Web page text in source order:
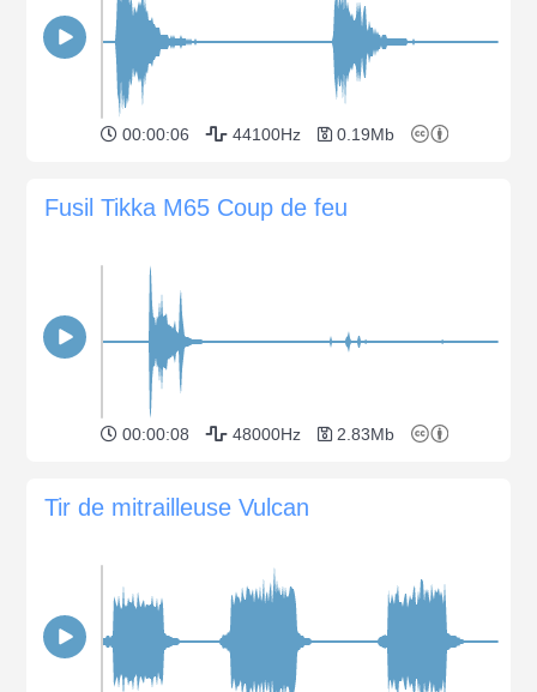
00:00:06 44100Hz 0.19Mb
Fusil Tikka M65 Coup de feu
00:00:08 48000Hz 2.83Mb
Tir de mitrailleuse Vulcan